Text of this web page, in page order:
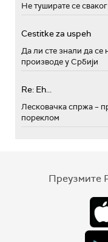
Не туширате се
Cestitke za uspeh
Да ли сте знали да
производе у Србији
Re: Eh...
Лесковачка спржа –
пореклом
Преузмите